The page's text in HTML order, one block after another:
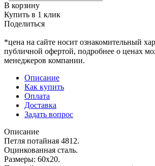
В корзину
Купить в 1 клик
Поделиться
*цена на сайте носит ознакомительный
публичной офертой, подробнее о ценах
менеджеров компании.
Описание
Как купить
Оплата
Доставка
Задать вопрос
Описание
Петля потайная 4812.
Оцинкованная сталь.
Размеры: 60х20.